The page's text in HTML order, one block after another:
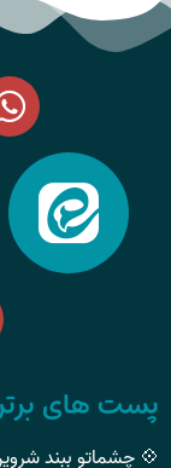
پست های
💠 چشماتو ببند